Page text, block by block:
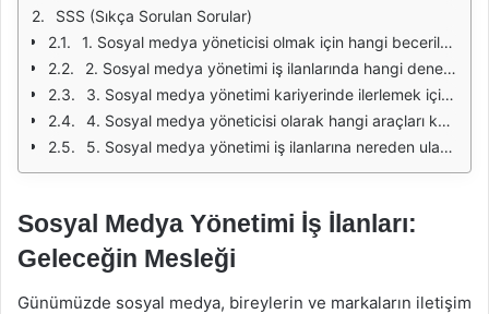
SSS (Sıkça Sorulan Sorular)
1. Sosyal medya yöneticisi olmak için hangi becerilere ihtiyaç vardır?
2. Sosyal medya yönetimi iş ilanlarında hangi deneyim düzeyi aranır?
3. Sosyal medya yönetimi kariyerinde ilerlemek için ne yapmalıyım?
4. Sosyal medya yöneticisi olarak hangi araçları kullanmalıyım?
5. Sosyal medya yönetimi iş ilanlarına nereden ulaşabilirim?
Sosyal Medya Yönetimi İş İlanları:
Geleceğin Mesleği
Günümüzde sosyal medya, bireylerin ve markaların iletişim